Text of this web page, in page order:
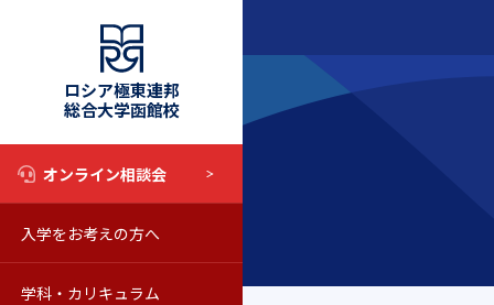
ロシア極東連邦
総合大学函館校
オンライン相談会
入学をお考えの方へ
奨学金制度
学科・カリキュラム 学科・カリキュラム